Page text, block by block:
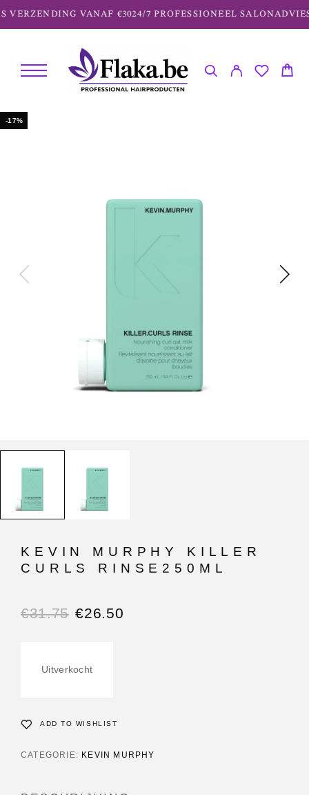
VERZENDING VANAF €3024/7 PROFESSIONEEL SALONADVIES
-17%
KEVIN MURPHY KILLER
CURLS RINSE250ML
€31.75 €26.50
Uitverkocht
ADD TO WISHLIST
CATEGORIE: KEVIN MURPHY